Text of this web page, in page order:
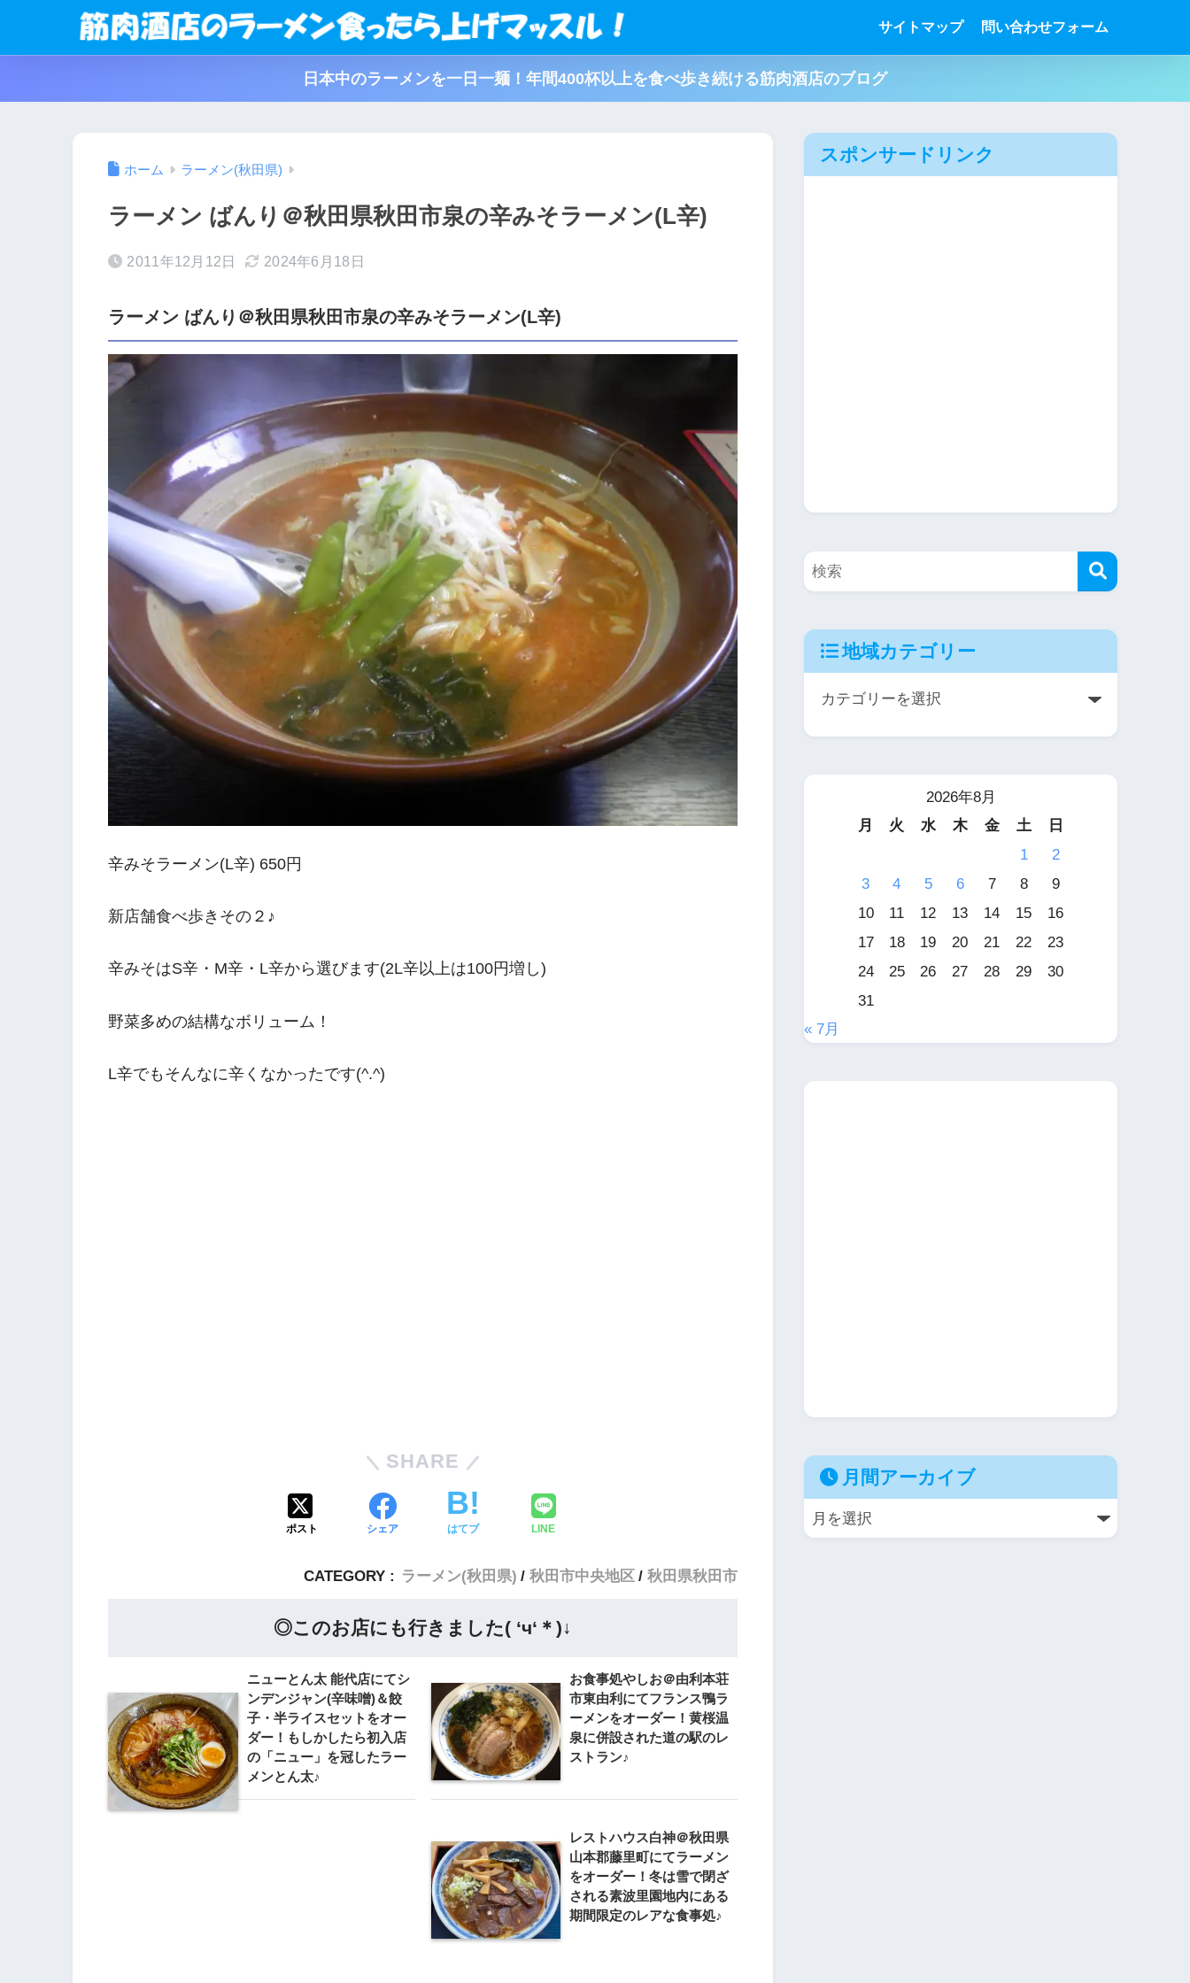
サイトマップ 問い合わせフォーム
日本中のラーメンを一日一麺！年間400杯以上を食べ歩き続ける筋肉酒店のブログ
ホーム ラーメン(秋田県)
ラーメン ばんり＠秋田県秋田市泉の辛みそラーメン(L辛)
2011年12月12日 2024年6月18日
ラーメン ばんり＠秋田県秋田市泉の辛みそラーメン(L辛)
辛みそラーメン(L辛) 650円
新店舗食べ歩きその２♪
辛みそはS辛・M辛・L辛から選びます(2L辛以上は100円増し)
野菜多めの結構なボリューム！
L辛でもそんなに辛くなかったです(^.^)
SHARE
ポスト シェア はてブ LINE
CATEGORY : ラーメン(秋田県) 秋田市中央地区 秋田県秋田市
◎このお店にも行きました( ‘ч‘＊)↓
ニューとん太 能代店にてシ
ンデンジャン(辛味噌)＆餃
子・半ライスセットをオー
ダー！もしかしたら初入店
の「ニュー」を冠したラー
メンとん太♪
お食事処やしお＠由利本荘
市東由利にてフランス鴨ラ
ーメンをオーダー！黄桜温
泉に併設された道の駅のレ
ストラン♪
レストハウス白神 ＠秋田県
山本郡藤里町にてラーメン
をオーダー！冬は雪で閉ざ
される素波里園地内にある
期間限定のレアな食事処♪
スポンサードリンク
地域カテゴリー
2026年8月
月
火 水 木 金 土
日
1
2
3
4 5 6 7 8
9
10
11 12 13 14 15
16
17
18 19 20 21 22
23
24
25 26 27 28 29
30
31
« 7月
月間アーカイブ